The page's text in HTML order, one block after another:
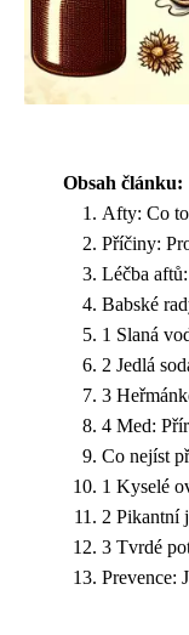
Obsah článku:
Afty: Co
Příčiny:
Léčba
Babské
1 Slaná
2 Jedlá
3
4 Med:
Co nejíst
1 Kyselé
2 Pikantní
3 Tvrdé
Prevence: